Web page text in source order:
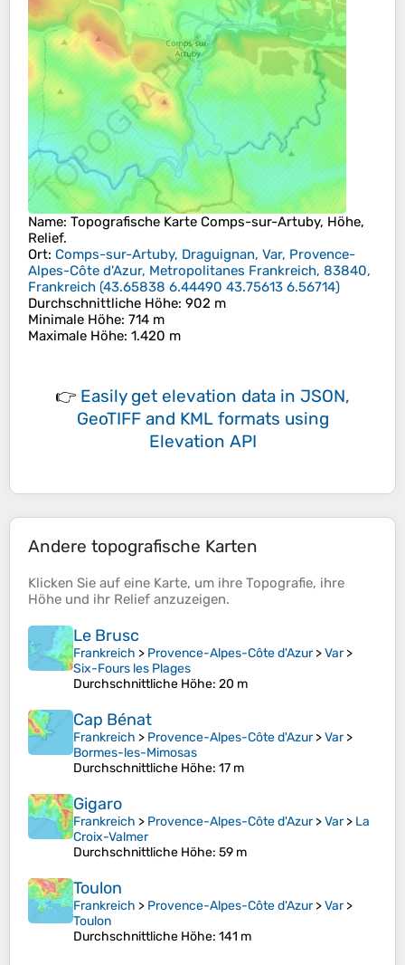
Name: Topografische Karte Comps-sur-Artuby, Höhe,
Relief.
Ort: Comps-sur-Artuby, Draguignan, Var, Provence-
Alpes-Côte d'Azur, Metropolitanes Frankreich, 83840,
Frankreich (43.65838 6.44490 43.75613 6.56714)
Durchschnittliche Höhe: 902 m
Minimale Höhe: 714 m
Maximale Höhe: 1.420 m
👉 Easily get elevation data in JSON,
GeoTIFF and KML formats using
Elevation API
Andere topografische Karten
Klicken Sie auf eine Karte, um ihre Topografie, ihre
Höhe und ihr Relief anzuzeigen.
Le Brusc
Frankreich > Provence-Alpes-Côte d'Azur>Var>
Six-Fours les Plages
Durchschnittliche Höhe: 20 m
Cap Bénat
Frankreich > Provence-Alpes-Côte d'Azur>Var>
Bormes-les-Mimosas
Durchschnittliche Höhe: 17 m
Gigaro
Frankreich > Provence-Alpes-Côte d'Azur>Var> La
Croix-Valmer
Durchschnittliche Höhe: 59 m
Toulon
Frankreich > Provence-Alpes-Côte d'Azur>Var>
Toulon
Durchschnittliche Höhe: 141 m